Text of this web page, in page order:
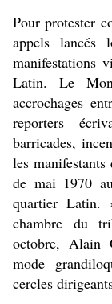
Pour protester
appels
manifestations
Latin. Le
accrochages
reporters
barricades,
les
de mai 1970
quartier Latin.
chambre du
octobre, Alain
mode
cercles